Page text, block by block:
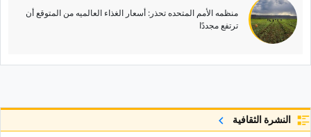
منظمه الأمم المتحده تحذر: أسعار الغذاء العالمیه من المتوقع أن
ترتفع مجددًا
النشرة الثقافية